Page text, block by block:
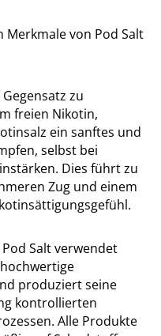
Merkmale von Pod Salt
zu
freien Nikotin,
ein sanftes und
selbst bei
Dies führt zu
Zug und einem
Salt verwendet
produziert seine
kontrollierten
Alle Produkte